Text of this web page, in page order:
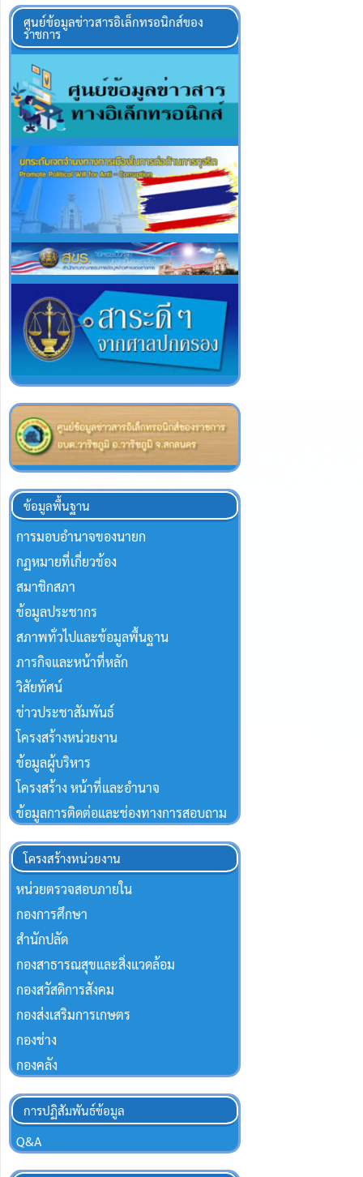
ศูนย์ข้อมูลข่าวสารอิเล็กทรอนิกส์ของ
ราชการ
ข้อมูลพื้นฐาน
การมอบอำนาจของนายก
กฏหมายที่เกี่ยวข้อง
สมาชิกสภา
ข้อมูลประชากร
สภาพทั่วไปและข้อมูลพื้นฐาน
ภารกิจและหน้าที่หลัก
วิสัยทัศน์
ข่าวประชาสัมพันธ์
โครงสร้างหน่วยงาน
ข้อมูลผู้บริหาร
โครงสร้าง หน้าที่และอำนาจ
ข้อมูลการติดต่อและช่องทางการสอบถาม
โครงสร้างหน่วยงาน
หน่วยตรวจสอบภายใน
กองการศึกษา
สำนักปลัด
กองสาธารณสุขและสิ่งแวดล้อม
กองสวัสดิการสังคม
กองส่งเสริมการเกษตร
กองช่าง
กองคลัง
การปฏิสัมพันธ์ข้อมูล
Q&A